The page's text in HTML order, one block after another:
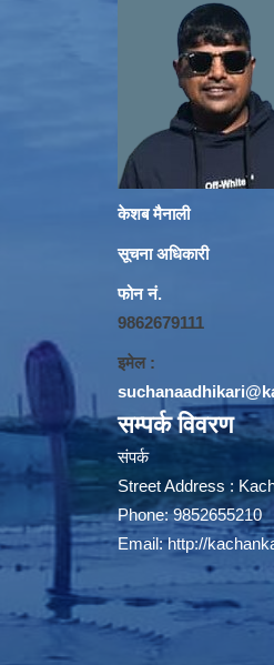
केशब मैनाली
सूचना अधिकारी
फोन नं.
9862679111
इमेल :
सम्पर्क विवरण
संपर्क
Street Address :
Phone: 9852655210
Email:http://